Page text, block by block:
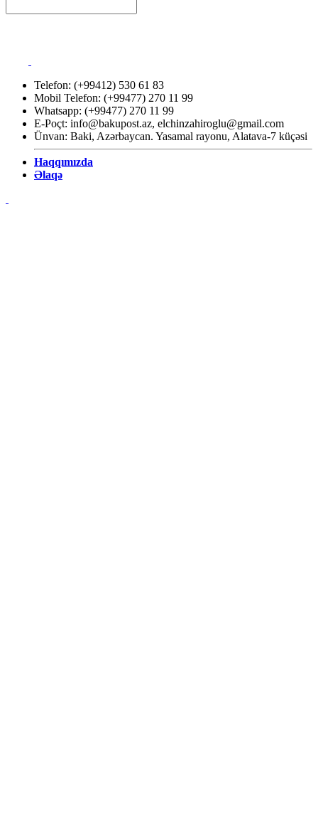
Telefon: (+99412) 530 61 83
Mobil Telefon: (+99477) 270 11 99
Whatsapp: (+99477) 270 11 99
E-Poçt: info@bakupost.az, elchinzahiroglu@gmail.com
Ünvan: Baki, Azərbaycan. Yasamal rayonu, Alatava-7 küçəsi
Haqqımızda
Əlaqə